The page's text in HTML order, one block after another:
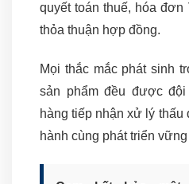
quyết toán thuế, hóa đơn
thỏa thuận hợp đồng.
Mọi thắc mắc phát sinh
sản phẩm đều được
hàng tiếp nhận xử lý thấu
hành cùng phát triển